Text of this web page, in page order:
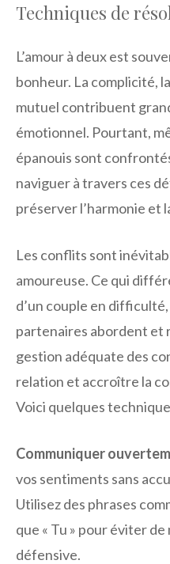
Techniques de
L’amour à deux est
bonheur. La complicité,
mutuel contribuent
émotionnel. Pourtant,
épanouis sont
naviguer à travers ces
préserver l’harmonie et
Les conflits sont
amoureuse. Ce qui
d’un couple en
partenaires abordent et
gestion adéquate des
relation et accroître la
Voici quelques
Communiquer
vos sentiments sans
Utilisez des phrases
que « Tu » pour éviter
défensive.